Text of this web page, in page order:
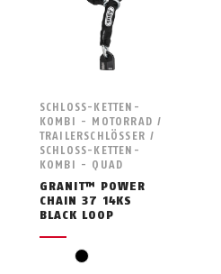
SCHLOSS-KETTEN-
KOMBI - MOTORRAD /
TRAILERSCHLÖSSER /
SCHLOSS-KETTEN-
KOMBI - QUAD
GRANIT™ POWER
CHAIN 37 14KS
BLACK LOOP
black